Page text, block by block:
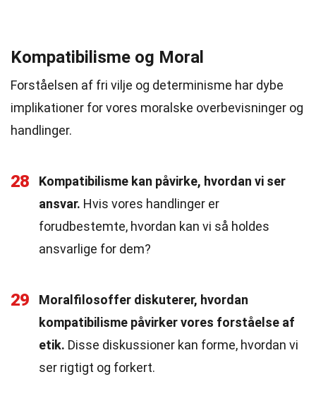
Kompatibilisme og Moral
Forståelsen af fri vilje og determinisme har dybe
implikationer for vores moralske overbevisninger og
handlinger.
28
Kompatibilisme kan påvirke, hvordan vi ser
ansvar. Hvis vores handlinger er
forudbestemte, hvordan kan vi så holdes
ansvarlige for dem?
29
Moralfilosoffer diskuterer, hvordan
kompatibilisme påvirker vores forståelse af
etik. Disse diskussioner kan forme, hvordan vi
ser rigtigt og forkert.